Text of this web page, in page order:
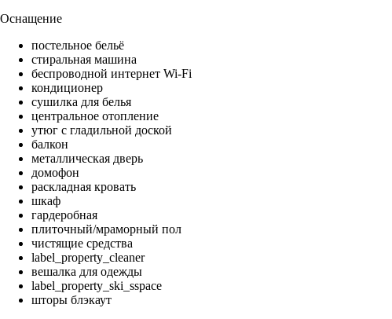
Оснащение
постельное бельё
стиральная машина
беспроводной интернет Wi-Fi
кондиционер
сушилка для белья
центральное отопление
утюг с гладильной доской
балкон
металлическая дверь
домофон
раскладная кровать
шкаф
гардеробная
плиточный/мраморный пол
чистящие средства
label_property_cleaner
вешалка для одежды
label_property_ski_sspace
шторы блэкаут